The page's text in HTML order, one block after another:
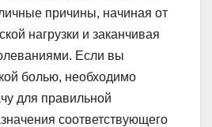
причины, начиная от
нагрузки и заканчивая
Если вы
болью, необходимо
для правильной
соответствующего